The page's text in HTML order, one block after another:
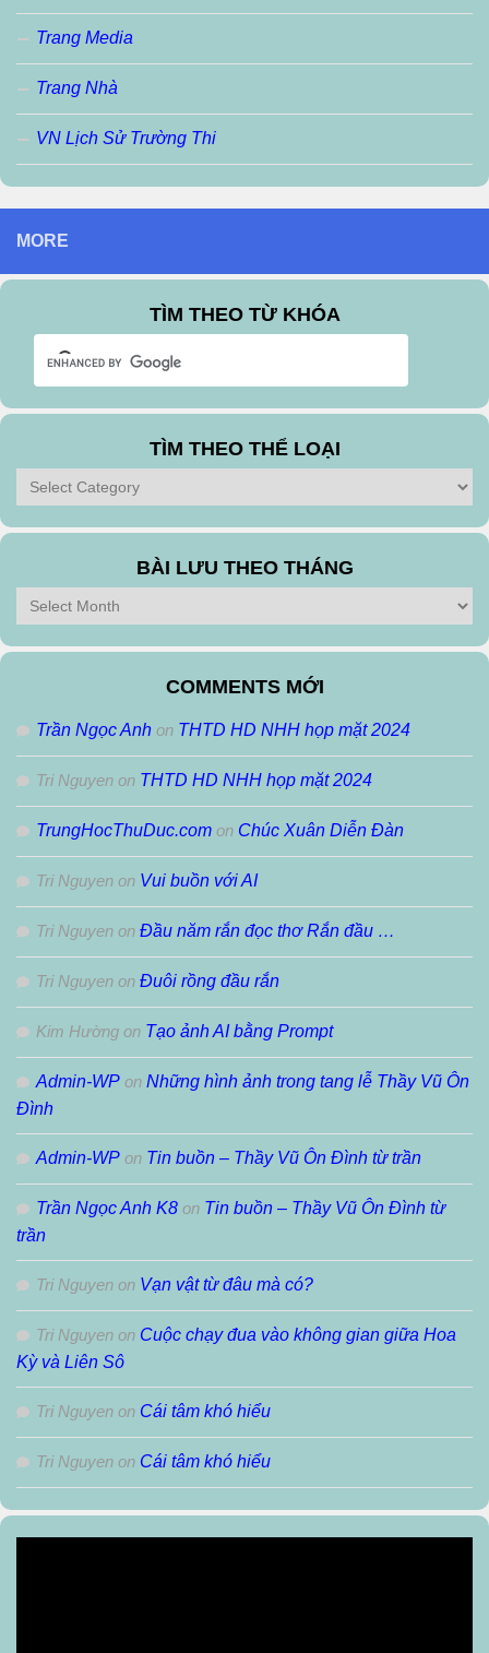
Trang Media
Trang Nhà
VN Lịch Sử Trường Thi
MORE
TÌM THEO TỪ KHÓA
TÌM THEO THỂ LOẠI
Tìm
theo
Thể
BÀI LƯU THEO THÁNG
Bài
Lưu
Theo
COMMENTS MỚI
Trần Ngọc Anh on THTD HD NHH họp mặt 2024
Tri Nguyen on THTD HD NHH họp mặt 2024
TrungHocThuDuc.com on Chúc Xuân Diễn Đàn
Tri Nguyen on Vui buồn với AI
Tri Nguyen on Đầu năm rắn đọc thơ Rắn đầu …
Tri Nguyen on Đuôi rồng đầu rắn
Kim Hường on Tạo ảnh AI bằng Prompt
Admin-WP on Những hình ảnh trong tang lễ Thầy Vũ Ôn
Đình
Admin-WP on Tin buồn – Thầy Vũ Ôn Đình từ trần
Trần Ngọc Anh K8 on Tin buồn – Thầy Vũ Ôn Đình từ
trần
Tri Nguyen on Vạn vật từ đâu mà có?
Tri Nguyen on Cuộc chạy đua vào không gian giữa Hoa
Kỳ và Liên Sô
Tri Nguyen on Cái tâm khó hiểu
Tri Nguyen on Cái tâm khó hiểu